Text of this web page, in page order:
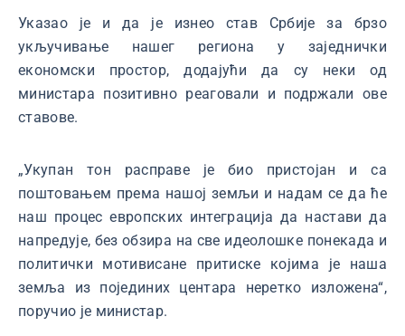
Указао је и да је изнео став Србије за брзо
укључивање нашег региона у заједнички
економски простор, додајући да су неки од
министара позитивно реаговали и подржали ове
ставове.
„Укупан тон расправе је био пристојан и са
поштовањем према нашој земљи и надам се да ће
наш процес европских интеграција да настави да
напредује, без обзира на све идеолошке понекада и
политички мотивисане притиске којима је наша
земља из појединих центара неретко изложена“,
поручио је министар.